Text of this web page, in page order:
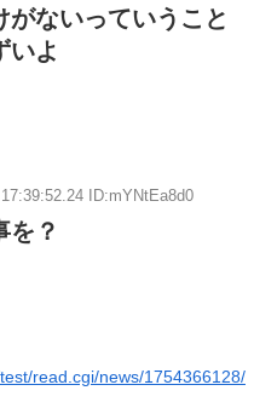
がないっていうこと
いよ
ID:mYNtEa8d0
を？
read.cgi/news/1754366128/